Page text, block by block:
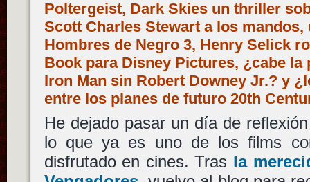
Poltergeist, Dark Skies un thriller
Scott Charles Stewart a los mandos,
Hombres de Negro 3, Henry Selick
Book para Disney Pictures, ¿cabe
Iron Man sin Robert Downey Jr.? y
entre los planes de futuro 20th
He dejado pasar un día de
lo que ya es uno de los films
disfrutado en cines. Tras la